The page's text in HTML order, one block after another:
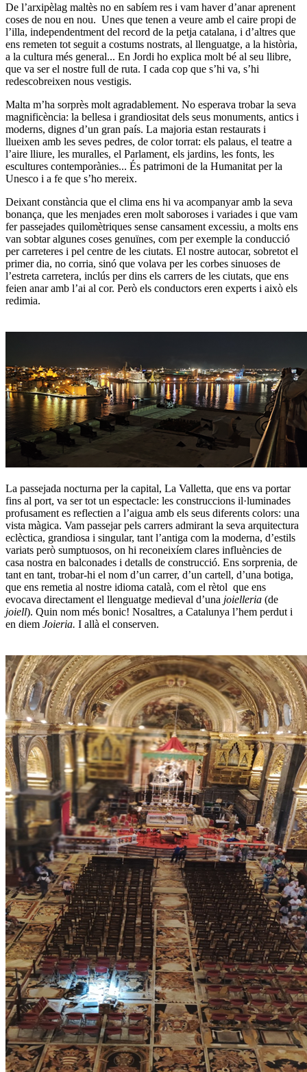
De l’arxipèlag maltès no en sabíem res i vam haver d’anar aprenent
coses de nou en nou. Unes que tenen a veure amb el caire propi de
l’illa, independentment del record de la petja catalana, i d’altres que
ens remeten tot seguit a costums nostrats, al llenguatge, a la història,
a la cultura més general... En Jordi ho explica molt bé al seu llibre,
que va ser el nostre full de ruta. I cada cop que s’hi va, s’hi
redescobreixen nous vestigis.
Malta m’ha sorprès molt agradablement. No esperava trobar la seva
magnificència: la bellesa i grandiositat dels seus monuments, antics i
moderns, dignes d’un gran país. La majoria estan restaurats i
llueixen amb les seves pedres, de color torrat: els palaus, el teatre a
l’aire lliure, les muralles, el Parlament, els jardins, les fonts, les
escultures contemporànies... És patrimoni de la Humanitat per la
Unesco i a fe que s’ho mereix.
Deixant constància que el clima ens hi va acompanyar amb la seva
bonança, que les menjades eren molt saboroses i variades i que vam
fer passejades quilomètriques sense cansament excessiu, a molts ens
van sobtar algunes coses genuïnes, com per exemple la conducció
per carreteres i pel centre de les ciutats. El nostre autocar, sobretot el
primer dia, no corria, sinó que volava per les corbes sinuoses de
l’estreta carretera, inclús per dins els carrers de les ciutats, que ens
feien anar amb l’ai al cor. Però els conductors eren experts i això els
redimia.
La passejada nocturna per la capital, La Valletta, que ens va portar
fins al port, va ser tot un espectacle: les construccions il·luminades
profusament es reflectien a l’aigua amb els seus diferents colors: una
vista màgica. Vam passejar pels carrers admirant la seva arquitectura
eclèctica, grandiosa i singular, tant l’antiga com la moderna, d’estils
variats però sumptuosos, on hi reconeixíem clares influències de
casa nostra en balconades i detalls de construcció. Ens sorprenia, de
tant en tant, trobar-hi el nom d’un carrer, d’un cartell, d’una botiga,
que ens remetia al nostre idioma català, com el rètol que ens
evocava directament el llenguatge medieval d’una joielleria (de
joiell). Quin nom més bonic! Nosaltres, a Catalunya l’hem perdut i
en diem Joieria. I allà el conserven.